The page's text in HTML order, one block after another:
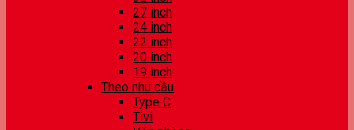
27 inch
24 inch
22 inch
20 inch
19 inch
Theo nhu cầu
Type C
Tivi